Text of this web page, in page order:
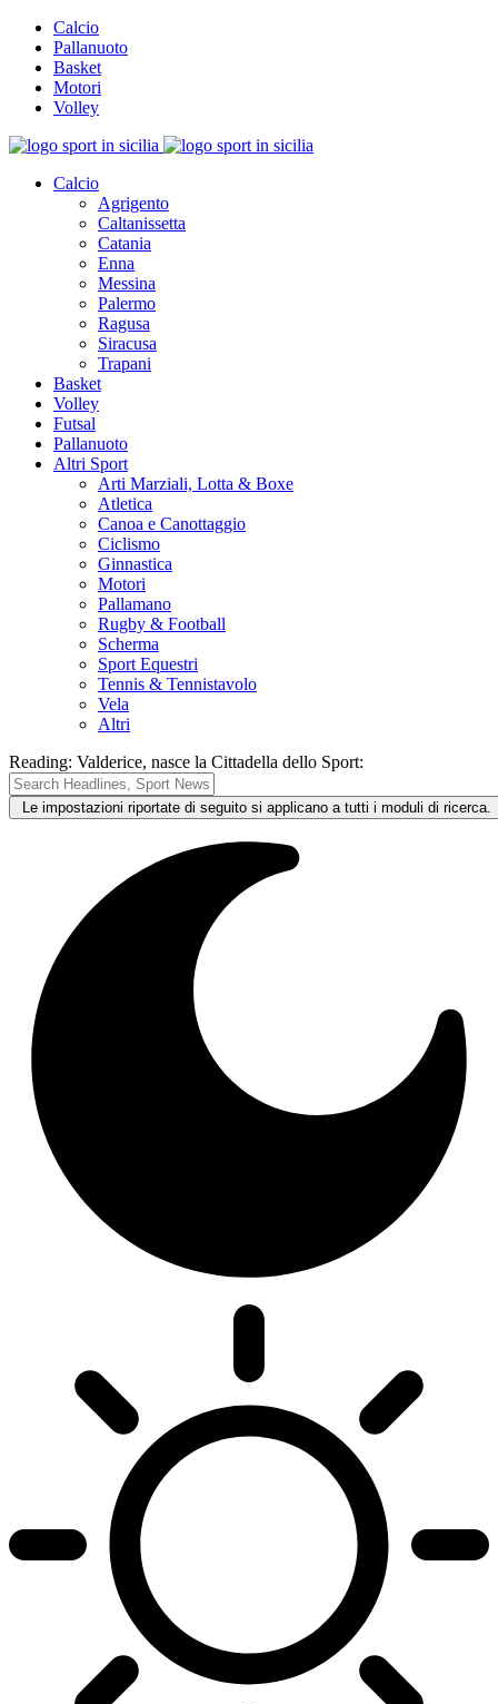
Calcio
Pallanuoto
Basket
Motori
Volley
Calcio
Agrigento
Caltanissetta
Catania
Enna
Messina
Palermo
Ragusa
Siracusa
Trapani
Basket
Volley
Futsal
Pallanuoto
Altri Sport
Arti Marziali, Lotta & Boxe
Atletica
Canoa e Canottaggio
Ciclismo
Ginnastica
Motori
Pallamano
Rugby & Football
Scherma
Sport Equestri
Tennis & Tennistavolo
Vela
Altri
Reading: Valderice, nasce la Cittadella dello Sport: